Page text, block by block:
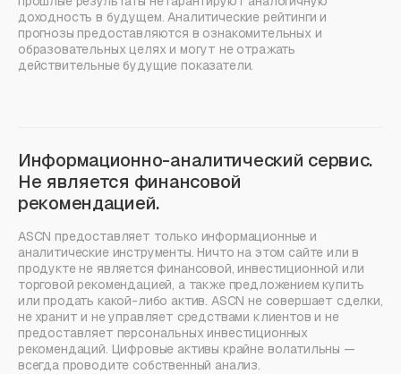
доходность в будущем. Аналитические рейтинги и
прогнозы предоставляются в ознакомительных и
образовательных целях и могут не отражать
действительные будущие показатели.
Информационно-аналитический сервис.
Не является финансовой
рекомендацией.
ASCN предоставляет только информационные и
аналитические инструменты. Ничто на этом сайте или в
продукте не является финансовой, инвестиционной или
торговой рекомендацией, а также предложением купить
или продать какой-либо актив. ASCN не совершает сделки,
не хранит и не управляет средствами клиентов и не
предоставляет персональных инвестиционных
рекомендаций. Цифровые активы крайне волатильны —
всегда проводите собственный анализ.